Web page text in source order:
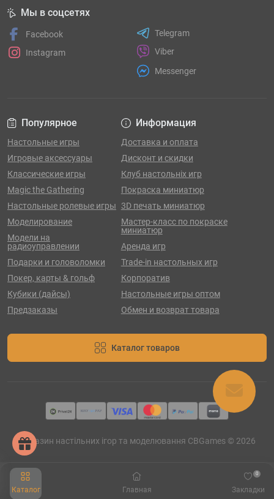
Каталог Главная Закладки
0
Популярное
Настольные игры
Игровые аксессуары
Классические игры
Magic the Gathering
Настольные ролевые игры
Моделирование
Модели на
радиоуправлении
Подарки и головоломки
Покер, карты & гольф
Кубики (дайсы)
Предзаказы
Информация
Доставка и оплата
Дисконт и скидки
Клуб настольніх игр
Покраска миниатюр
3D печать миниатюр
Мастер-класс по покраске
миниатюр
Аренда игр
Trade-in настольных игр
Корпоратив
Настольные игры оптом
Обмен и возврат товара
Каталог товаров
Мы в соцсетях
Facebook
Instagram
Telegram
Viber
Messenger
Магазин настільних ігор та моделювання CBGames © 2026